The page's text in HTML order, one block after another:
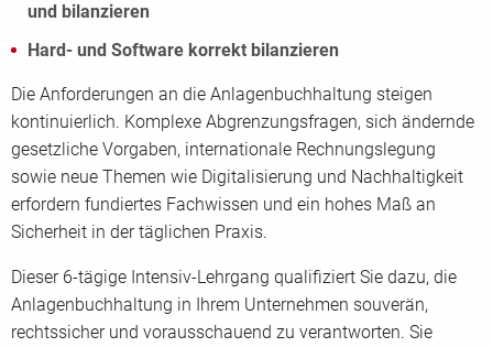
und bilanzieren
Hard- und Software korrekt bilanzieren
Die Anforderungen an die Anlagenbuchhaltung steigen
kontinuierlich. Komplexe Abgrenzungsfragen, sich ändernde
gesetzliche Vorgaben, internationale Rechnungslegung
sowie neue Themen wie Digitalisierung und Nachhaltigkeit
erfordern fundiertes Fachwissen und ein hohes Maß an
Sicherheit in der täglichen Praxis.
Dieser 6-tägige Intensiv-Lehrgang qualifiziert Sie dazu, die
Anlagenbuchhaltung in Ihrem Unternehmen souverän,
rechtssicher und vorausschauend zu verantworten. Sie